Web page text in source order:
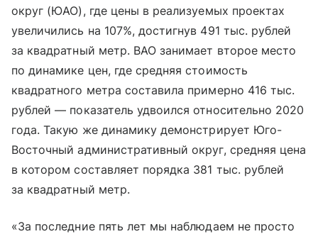
округ (ЮАО), где цены в реализуемых проектах
увеличились на 107%, достигнув 491 тыс. рублей
за квадратный метр. ВАО занимает второе место
по динамике цен, где средняя стоимость
квадратного метра составила примерно 416 тыс.
рублей — показатель удвоился относительно 2020
года. Такую же динамику демонстрирует Юго-
Восточный административный округ, средняя цена
в котором составляет порядка 381 тыс. рублей
за квадратный метр.
«За последние пять лет мы наблюдаем не просто